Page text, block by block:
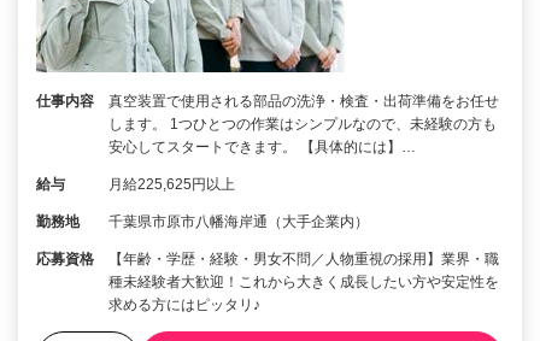
仕事内容
真空装置で使用される部品の洗浄・検査・出荷準備をお任せ
します。 1つひとつの作業はシンプルなので、未経験の方も
安心してスタートできます。 【具体的には】…
給与 月給225,625円以上
勤務地 千葉県市原市八幡海岸通（大手企業内）
応募資格
【年齢・学歴・経験・男女不問／人物重視の採用】業界・職
種未経験者大歓迎！これから大きく成長したい方や安定性を
求める方にはピッタリ♪